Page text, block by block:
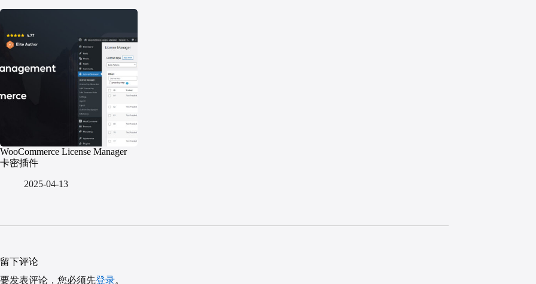
WooCommerce License Manager
卡密插件
2025-04-13
留下评论
要发表评论，您必须先登录。